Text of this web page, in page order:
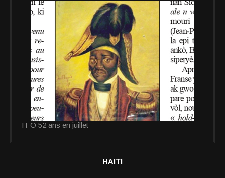
H-O 52 ans en juillet
HAITI